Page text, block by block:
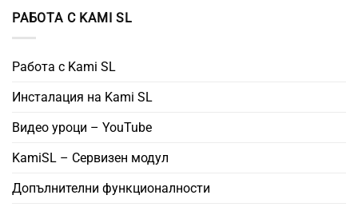
РАБОТА С KAMI SL
Работа с Kami SL
Инсталация на Kami SL
Видео уроци – YouTube
KamiSL – Сервизен модул
Допълнителни функционалности